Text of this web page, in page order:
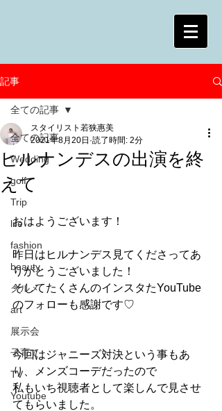
記事
全ての記事
Wedding
golf
Trip
life
fashion
beauty
グルメ
art
展示会
子育て
TV
Youtube
全ての記事
ヒルナンデスの出演を終
えて
スタイリスト若狭惠美
2021年8月20日 読了時間: 2分
おはようございます！
昨日はヒルナンデス見てくださってあ
りがとうございました！
そしてたくさんのインスタたYouTube
のフォローも感謝です♡
今回はジャニーズ対決という事もあ
り、メンズコーデだったので
私もいち視聴者として楽しんで見させ
てもらいました。